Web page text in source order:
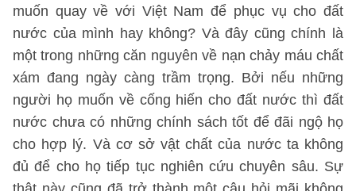
muốn quay về với Việt Nam để phục vụ cho đất
nước của mình hay không? Và đây cũng chính là
một trong những căn nguyên về nạn chảy máu chất
xám đang ngày càng trầm trọng. Bởi nếu những
người họ muốn về cống hiến cho đất nước thì đất
nước chưa có những chính sách tốt để đãi ngộ họ
cho hợp lý. Và cơ sở vật chất của nước ta không
đủ để cho họ tiếp tục nghiên cứu chuyên sâu. Sự